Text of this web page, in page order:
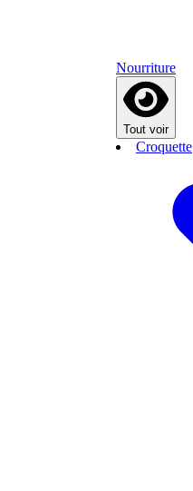
Nourriture
Tout voir
Croquette